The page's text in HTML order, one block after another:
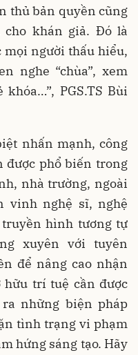
thủ bản quyền cũng
khán giả. Đó là
mọi người thấu hiểu,
nghe “chùa”, xem
PGS.TS Bùi
nhấn mạnh, công
được phổ biến trong
nhà trường, ngoài
vinh nghệ sĩ, nghệ
hình tương tự
xuyên với tuyên
để nâng cao nhận
hữu trí tuệ cần được
những biện pháp
tình trạng vi phạm
hứng sáng tạo. Hãy